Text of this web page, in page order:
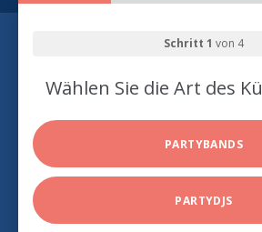
Schritt 1 von 4
Wählen Sie die Art des
PARTYBANDS
PARTYDJS